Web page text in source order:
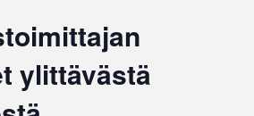
ylittävästä